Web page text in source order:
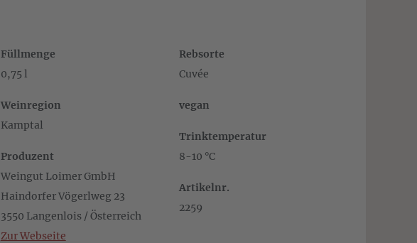
Füllmenge
0,75 l
Weinregion
Kamptal
Produzent
Weingut Loimer GmbH
Haindorfer Vögerlweg 23
3550 Langenlois / Österreich
Zur Webseite
Rebsorte
Cuvée
vegan
Trinktemperatur
8-10 °C
Artikelnr.
2259